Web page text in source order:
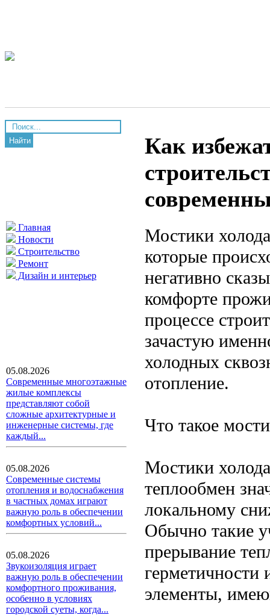
Найти
Главная
Новости
Строительство
Ремонт
Дизайн и интерьер
05.08.2026
Современные многоэтажные
жилые комплексы
представляют собой
сложные архитектурные и
инженерные системы, где
каждый...
05.08.2026
Современные системы
отопления и водоснабжения
в частных домах играют
важную роль в обеспечении
комфортных условий...
05.08.2026
Звукоизоляция играет
важную роль в обеспечении
комфортного проживания,
особенно в условиях
городской суеты, когда...
Как
Мостики
которые
негативно
комфорте
процессе
зачастую
холодных
отопление.
Что такое
Мостики
теплообмен
локальному
Обычно такие
прерывание
герметичности
элементы,